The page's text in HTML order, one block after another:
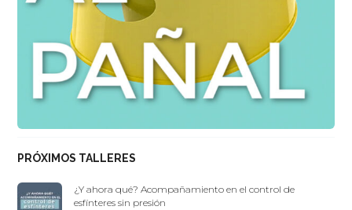
PRÓXIMOS TALLERES
¿Y ahora qué? Acompañamiento en el control de
esfínteres sin presión